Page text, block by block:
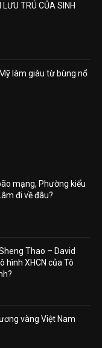
LƯU TRÚ CỦA SINH
làm giàu từ bùng nổ
mạng, Phường kiểu
đi về đâu?
Thao – David
hình XHCN của Tô
vàng Việt Nam